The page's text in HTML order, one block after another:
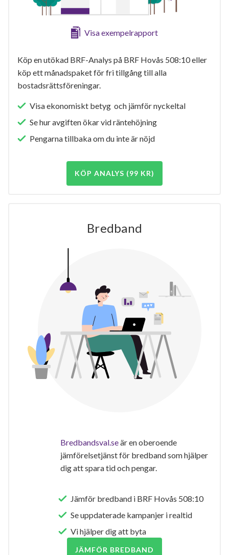
Visa exempelrapport
Köp en utökad BRF-Analys på BRF Hovås 508:10 eller
köp ett månadspaket för fri tillgång till alla
bostadsrättsföreningar.
Visa ekonomiskt betyg och jämför nyckeltal
Se hur avgiften ökar vid räntehöjning
Pengarna tillbaka om du inte är nöjd
KÖP ANALYS (99 KR)
Bredband
Bredbandsval.seär en oberoende
jämförelsetjänst för bredband som hjälper
dig att spara tid och pengar.
Jämför bredband i BRF Hovås 508:10
Se uppdaterade kampanjer i realtid
Vi hjälper dig att byta
JÄMFÖR BREDBAND